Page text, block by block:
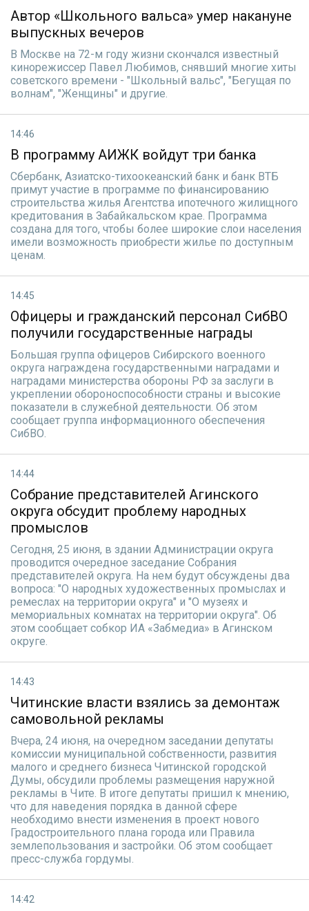
Автор «Школьного вальса» умер накануне
выпускных вечеров
В Москве на 72-м году жизни скончался известный
кинорежиссер Павел Любимов, снявший многие хиты
советского времени - "Школьный вальс", "Бегущая по
волнам", "Женщины" и другие.
14:46
В программу АИЖК войдут три банка
Сбербанк, Азиатско-тихоокеанский банк и банк ВТБ
примут участие в программе по финансированию
строительства жилья Агентства ипотечного жилищного
кредитования в Забайкальском крае. Программа
создана для того, чтобы более широкие слои населения
имели возможность приобрести жилье по доступным
ценам.
14:45
Офицеры и гражданский персонал СибВО
получили государственные награды
Большая группа офицеров Сибирского военного
округа награждена государственными наградами и
наградами министерства обороны РФ за заслуги в
укреплении обороноспособности страны и высокие
показатели в служебной деятельности. Об этом
сообщает группа информационного обеспечения
СибВО.
14:44
Собрание представителей Агинского
округа обсудит проблему народных
промыслов
Сегодня, 25 июня, в здании Администрации округа
проводится очередное заседание Собрания
представителей округа. На нем будут обсуждены два
вопроса: "О народных художественных промыслах и
ремеслах на территории округа" и "О музеях и
мемориальных комнатах на территории округа". Об
этом сообщает собкор ИА «Забмедиа» в Агинском
округе.
14:43
Читинские власти взялись за демонтаж
самовольной рекламы
Вчера, 24 июня, на очередном заседании депутаты
комиссии муниципальной собственности, развития
малого и среднего бизнеса Читинской городской
Думы, обсудили проблемы размещения наружной
рекламы в Чите. В итоге депутаты пришил к мнению,
что для наведения порядка в данной сфере
необходимо внести изменения в проект нового
Градостроительного плана города или Правила
землепользования и застройки. Об этом сообщает
пресс-служба гордумы.
14:42